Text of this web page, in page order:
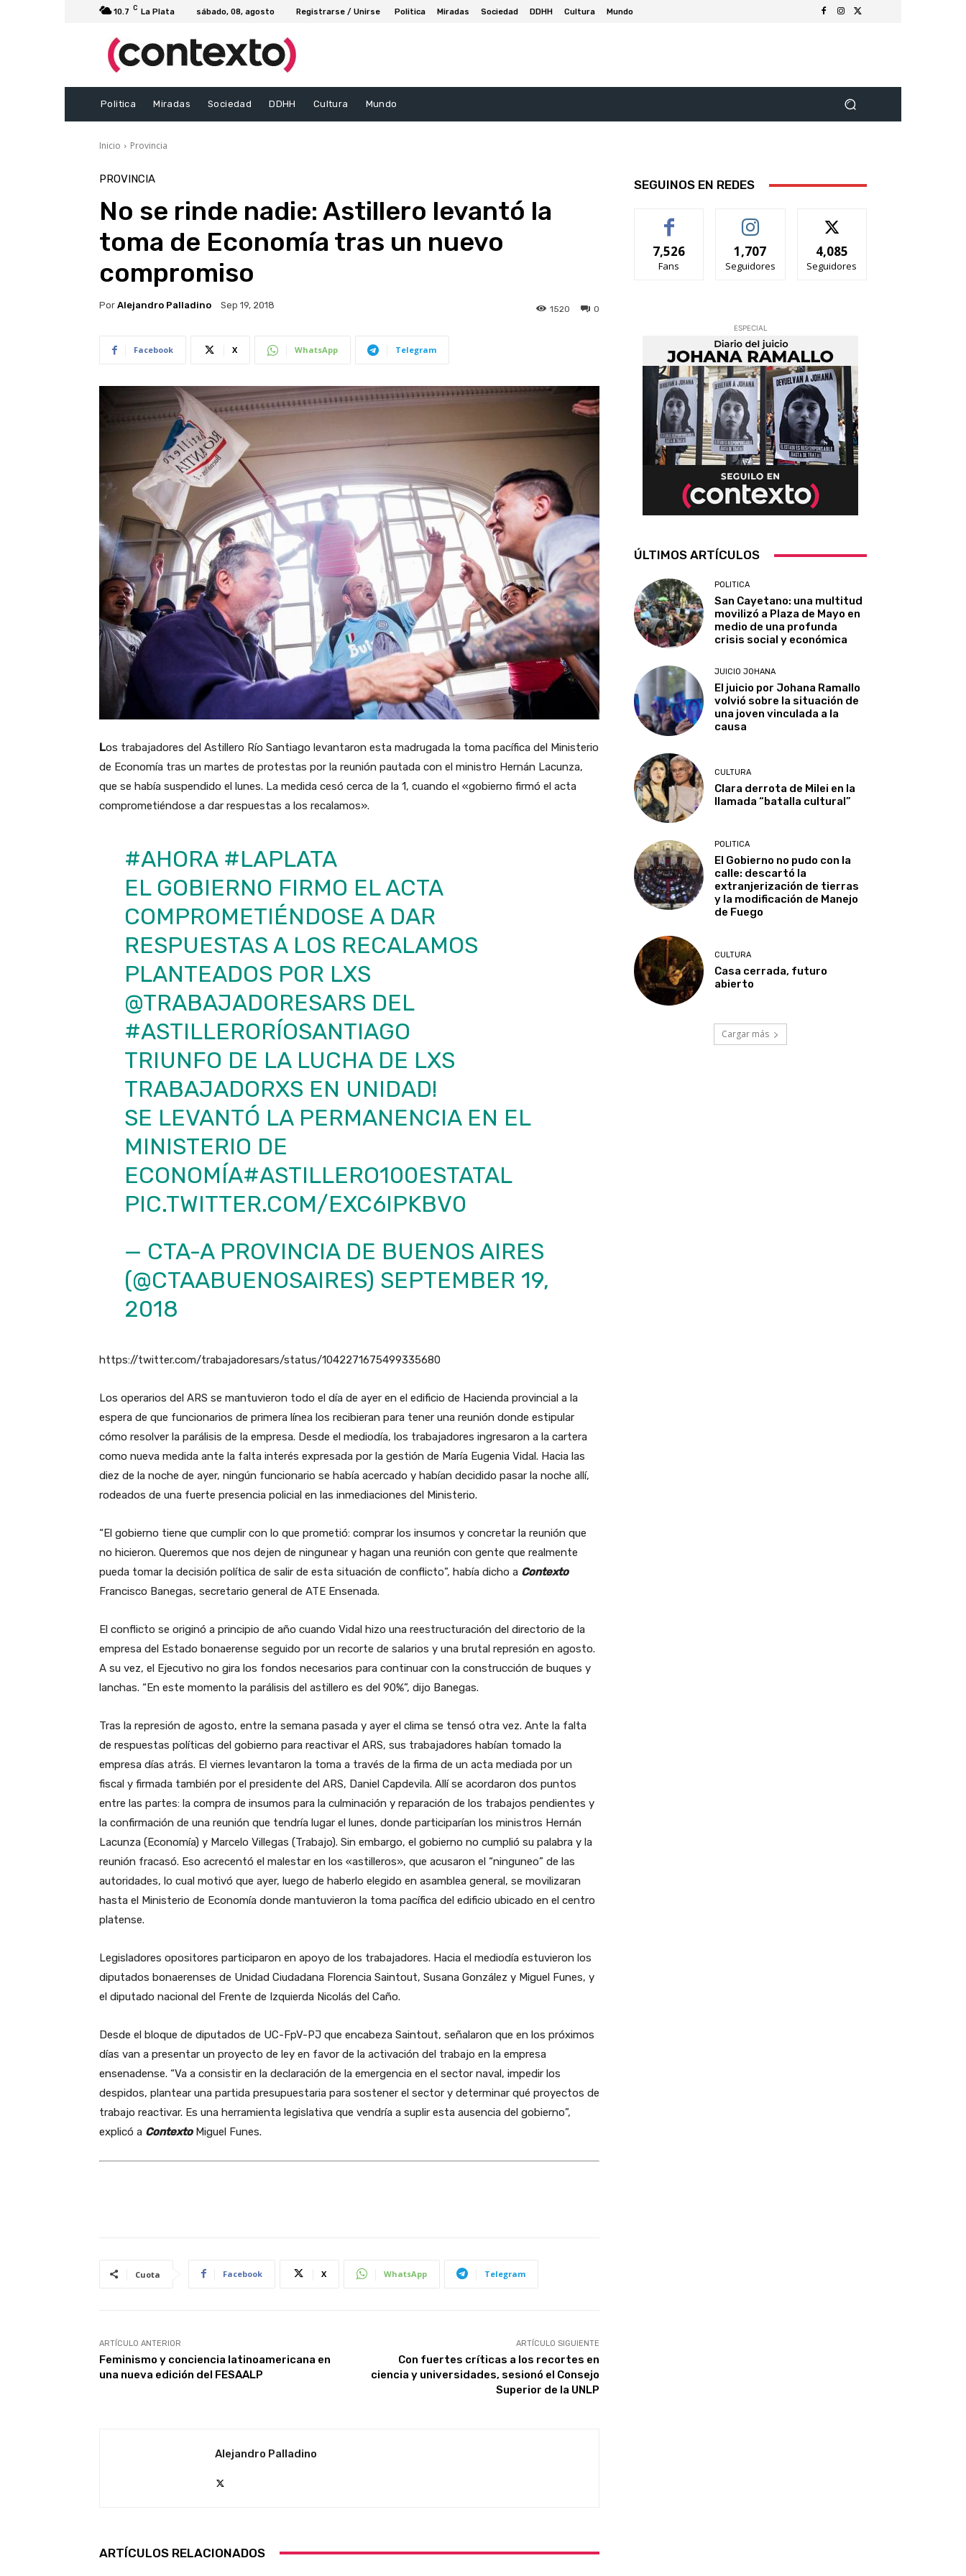
10.7 C La Plata sábado, 08, agosto Registrarse / Unirse Politica Miradas Sociedad DDHH Cultura Mundo
Politica Miradas Sociedad DDHH Cultura Mundo
Inicio Provincia
PROVINCIA
No se rinde nadie: Astillero levantó la
toma de Economía tras un nuevo
compromiso
Por Alejandro Palladino Sep 19, 2018 0
1520
Facebook X WhatsApp Telegram
Los trabajadores del Astillero Río Santiago levantaron esta madrugada la toma pacífica del Ministerio
de Economía tras un martes de protestas por la reunión pautada con el ministro Hernán Lacunza,
que se había suspendido el lunes. La medida cesó cerca de la 1, cuando el «gobierno firmó el acta
comprometiéndose a dar respuestas a los recalamos».
#AHORA #LAPLATA
EL GOBIERNO FIRMO EL ACTA
COMPROMETIÉNDOSE A DAR
RESPUESTAS A LOS RECALAMOS
PLANTEADOS POR LXS
@TRABAJADORESARS DEL
#ASTILLERORÍOSANTIAGO
TRIUNFO DE LA LUCHA DE LXS
TRABAJADORXS EN UNIDAD!
SE LEVANTÓ LA PERMANENCIA EN EL
MINISTERIO DE
ECONOMÍA#ASTILLERO100ESTATAL
PIC.TWITTER.COM/EXC6IPKBV0
— CTA-A PROVINCIA DE BUENOS AIRES
(@CTAABUENOSAIRES) SEPTEMBER 19,
2018
https://twitter.com/trabajadoresars/status/1042271675499335680
Los operarios del ARS se mantuvieron todo el día de ayer en el edificio de Hacienda provincial a la
espera de que funcionarios de primera línea los recibieran para tener una reunión donde estipular
cómo resolver la parálisis de la empresa. Desde el mediodía, los trabajadores ingresaron a la cartera
como nueva medida ante la falta interés expresada por la gestión de María Eugenia Vidal. Hacia las
diez de la noche de ayer, ningún funcionario se había acercado y habían decidido pasar la noche allí,
rodeados de una fuerte presencia policial en las inmediaciones del Ministerio.
“El gobierno tiene que cumplir con lo que prometió: comprar los insumos y concretar la reunión que
no hicieron. Queremos que nos dejen de ningunear y hagan una reunión con gente que realmente
pueda tomar la decisión política de salir de esta situación de conflicto”, había dicho a Contexto
Francisco Banegas, secretario general de ATE Ensenada.
El conflicto se originó a principio de año cuando Vidal hizo una reestructuración del directorio de la
empresa del Estado bonaerense seguido por un recorte de salarios y una brutal represión en agosto.
A su vez, el Ejecutivo no gira los fondos necesarios para continuar con la construcción de buques y
lanchas. “En este momento la parálisis del astillero es del 90%”, dijo Banegas.
Tras la represión de agosto, entre la semana pasada y ayer el clima se tensó otra vez. Ante la falta
de respuestas políticas del gobierno para reactivar el ARS, sus trabajadores habían tomado la
empresa días atrás. El viernes levantaron la toma a través de la firma de un acta mediada por un
fiscal y firmada también por el presidente del ARS, Daniel Capdevila. Allí se acordaron dos puntos
entre las partes: la compra de insumos para la culminación y reparación de los trabajos pendientes y
la confirmación de una reunión que tendría lugar el lunes, donde participarían los ministros Hernán
Lacunza (Economía) y Marcelo Villegas (Trabajo). Sin embargo, el gobierno no cumplió su palabra y la
reunión fracasó. Eso acrecentó el malestar en los «astilleros», que acusaron el “ninguneo” de las
autoridades, lo cual motivó que ayer, luego de haberlo elegido en asamblea general, se movilizaran
hasta el Ministerio de Economía donde mantuvieron la toma pacífica del edificio ubicado en el centro
platense.
Legisladores opositores participaron en apoyo de los trabajadores. Hacia el mediodía estuvieron los
diputados bonaerenses de Unidad Ciudadana Florencia Saintout, Susana González y Miguel Funes, y
el diputado nacional del Frente de Izquierda Nicolás del Caño.
Desde el bloque de diputados de UC-FpV-PJ que encabeza Saintout, señalaron que en los próximos
días van a presentar un proyecto de ley en favor de la activación del trabajo en la empresa
ensenadense. “Va a consistir en la declaración de la emergencia en el sector naval, impedir los
despidos, plantear una partida presupuestaria para sostener el sector y determinar qué proyectos de
trabajo reactivar. Es una herramienta legislativa que vendría a suplir esta ausencia del gobierno”,
explicó a ContextoMiguel Funes.
Cuota Facebook X WhatsApp Telegram
ARTÍCULO ANTERIOR
Feminismo y conciencia latinoamericana en
una nueva edición del FESAALP
ARTÍCULO SIGUIENTE
Con fuertes críticas a los recortes en
ciencia y universidades, sesionó el Consejo
Superior de la UNLP
Alejandro Palladino
ARTÍCULOS RELACIONADOS
SEGUINOS EN REDES
7,526
Fans
1,707
Seguidores
4,085
Seguidores
ESPECIAL
ÚLTIMOS ARTÍCULOS
POLITICA
San Cayetano: una multitud
movilizó a Plaza de Mayo en
medio de una profunda
crisis social y económica
JUICIO JOHANA
El juicio por Johana Ramallo
volvió sobre la situación de
una joven vinculada a la
causa
CULTURA
Clara derrota de Milei en la
llamada “batalla cultural”
POLITICA
El Gobierno no pudo con la
calle: descartó la
extranjerización de tierras
y la modificación de Manejo
de Fuego
CULTURA
Casa cerrada, futuro
abierto
Cargar más